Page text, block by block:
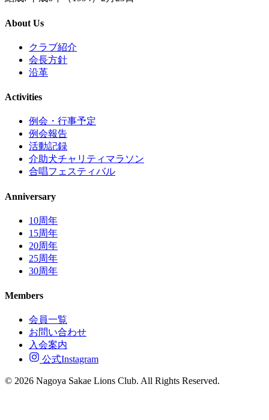
About Us
クラブ紹介
会長方針
沿革
Activities
例会・行事予定
例会報告
活動記録
介助犬チャリティマラソン
合唱フェスティバル
Anniversary
10周年
15周年
20周年
25周年
30周年
Members
会員一覧
お問い合わせ
入会案内
公式Instagram
© 2026 Nagoya Sakae Lions Club. All Rights Reserved.